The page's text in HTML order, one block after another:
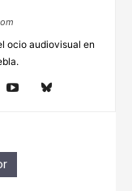
ocio audiovisual en